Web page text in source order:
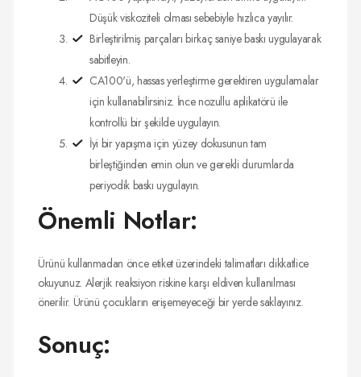
Düşük viskoziteli olması sebebiyle hızlıca yayılır.
Birleştirilmiş parçaları birkaç saniye baskı uygulayarak
sabitleyin.
CA100'ü, hassas yerleştirme gerektiren uygulamalar
için kullanabilirsiniz. İnce nozullu aplikatörü ile
kontrollü bir şekilde uygulayın.
İyi bir yapışma için yüzey dokusunun tam
birleştiğinden emin olun ve gerekli durumlarda
periyodik baskı uygulayın.
Önemli Notlar:
Ürünü kullanmadan önce etiket üzerindeki talimatları dikkatlice
okuyunuz. Alerjik reaksiyon riskine karşı eldiven kullanılması
önerilir. Ürünü çocukların erişemeyeceği bir yerde saklayınız.
Sonuç: